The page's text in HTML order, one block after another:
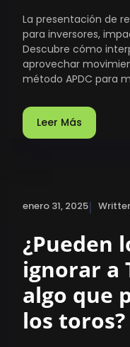
La presentación de
para inversores,
Descubre cómo
aprovechar
método APDC para
Leer Más
enero 31, 2025|
¿Pueden
ignorar a
algo que
los toros?